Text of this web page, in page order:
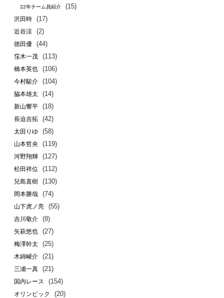
22年チーム員紹介 (15)
沢田時 (17)
近谷涼 (2)
徳田優 (44)
窪木一茂 (113)
橋本英也 (106)
今村駿介 (104)
脇本雄太 (14)
新山響平 (18)
長迫吉拓 (42)
太田りゆ (58)
山本哲央 (119)
河野翔輝 (127)
松田祥位 (112)
兒島直樹 (130)
岡本勝哉 (74)
山下虎ノ亮 (55)
吉川敬介 (8)
矢萩悠也 (27)
梅澤幹太 (25)
木綿崚介 (21)
三浦一真 (21)
国内レース (154)
オリンピック (20)